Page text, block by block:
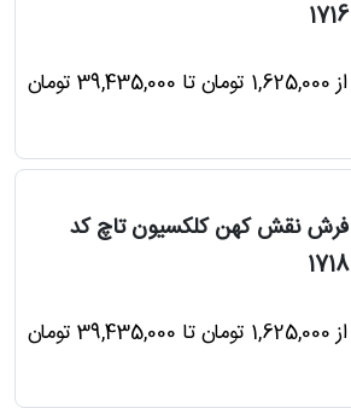
1716
از 1,625,000 تومان تا 39,435,000 تومان
فرش نقش کهن کلکسیون تاچ کد
1718
از 1,625,000 تومان تا 39,435,000 تومان